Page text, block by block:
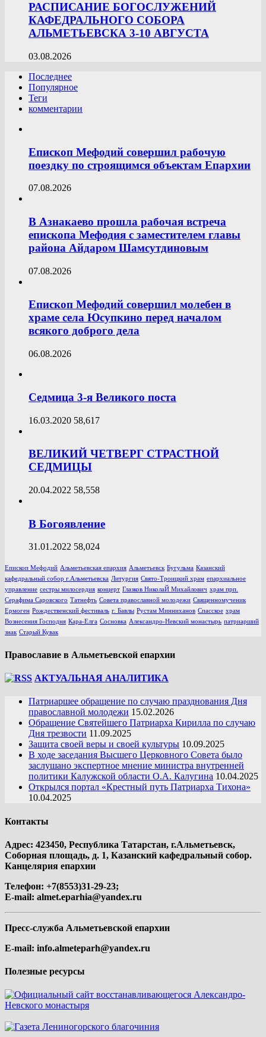
РАСПИСАНИЕ БОГОСЛУЖЕНИЙ
КАФЕДРАЛЬНОГО СОБОРА
АЛЬМЕТЬЕВСКА 3-10 АВГУСТА
03.08.2026
Последнее
Популярное
Теги
комментарии
Епископ Мефодий совершил рабочую
поездку по строящимся объектам Епархии
07.08.2026
В Азнакаево прошла рабочая встреча
епископа Мефодия с заместителем главы
района Айдаром Шамсутдиновым
07.08.2026
Епископ Мефодий совершил молебен в
храме села Юсупкино перед началом
всякого доброго дела
06.08.2026
Седмица 3-я Великого поста
16.03.2020 58,617
ВЕЛИКИЙ ЧЕТВЕРГ СТРАСТНОЙ
СЕДМИЦЫ
20.04.2022 58,558
В Богоявление
31.01.2022 58,024
Епископ Мефодий Альметьевская епархия Альметьевск Бугульма Казанский
кафедральный собор г.Альметьевска Литургия Свято-Троицкий храм епархиальное
управление сестры милосердия концерт Глазков НиколаЙ Михайлович храм прп.
Серафима Саровского Татнефть Совета православной молодежи Священномученик
Ермоген Рождественский фестиваль г. Бавлы Рустам Минниханов Спасское храм
Вознесения Господня Кара-Елга Сосновка Александро-Невский монастырь патриарший
знак Старый Кувак
Православие в Альметьевской епархии
АКТУАЛЬНАЯ АНАЛИТИКА
Патриаршее обращение по случаю празднования Дня
православной молодежи 15.02.2026
Обращение Святейшего Патриарха Кирилла по случаю
Дня трезвости 11.09.2025
Защита своей веры и своей культуры 10.09.2025
В ходе заседания Высшего Церковного Совета было
заслушано экспертное мнение министра внутренней
политики Калужской области О.А. Калугина 10.04.2025
Открылся портал «Крестный путь Патриарха Тихона»
10.04.2025
Контакты
Адрес: 423450, Республика Татарстан, г.Альметьевск,
Соборная площадь, д. 1, Казанский кафедральный собор.
Канцелярия епархии
Телефон: +7(8553)31-29-23;
E-mail: almet.eparhia@yandex.ru
Пресс-служба Альметьевской епархии
E-mail: info.almeteparh@yandex.ru
Полезные ресурсы